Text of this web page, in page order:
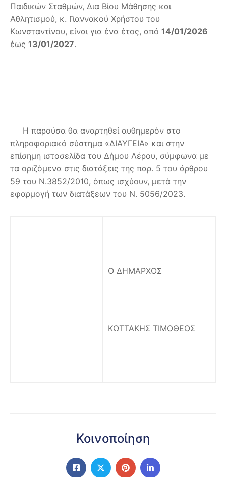
Παιδικών Σταθμών, Δια Βίου Μάθησης και
Αθλητισμού, κ. Γιαννακού Χρήστου του
Κωνσταντίνου, είναι για ένα έτος, από 14/01/2026
έως 13/01/2027.
Η παρούσα θα αναρτηθεί αυθημερόν στο
πληροφοριακό σύστημα «ΔΙΑΥΓΕΙΑ» και στην
επίσημη ιστοσελίδα του Δήμου Λέρου, σύμφωνα με
τα οριζόμενα στις διατάξεις της παρ. 5 του άρθρου
59 του Ν.3852/2010, όπως ισχύουν, μετά την
εφαρμογή των διατάξεων του Ν. 5056/2023.
Ο ΔΗΜΑΡΧΟΣ
ΚΩΤΤΑΚΗΣ ΤΙΜΟΘΕΟΣ
Κοινοποίηση